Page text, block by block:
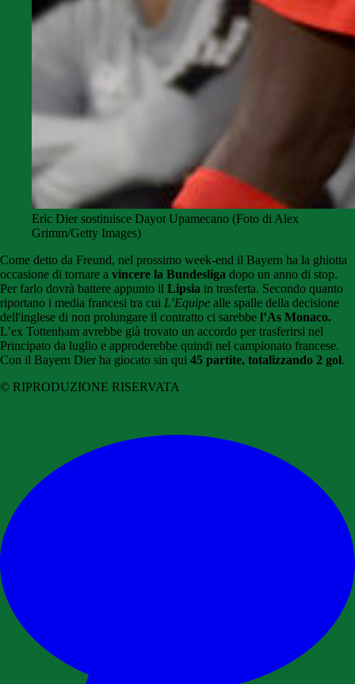
Eric Dier sostituisce Dayot Upamecano (Foto di Alex
Grimm/Getty Images)
Come detto da Freund, nel prossimo week-end il Bayern ha la ghiotta
occasione di tornare a vincere la Bundesliga dopo un anno di stop.
Per farlo dovrà battere appunto il Lipsia in trasferta. Secondo quanto
riportano i media francesi tra cui L’Equipe alle spalle della decisione
dell'inglese di non prolungare il contratto ci sarebbe l’As Monaco.
L’ex Tottenham avrebbe già trovato un accordo per trasferirsi nel
Principato da luglio e approderebbe quindi nel campionato francese.
Con il Bayern Dier ha giocato sin qui 45 partite, totalizzando 2 gol.
© RIPRODUZIONE RISERVATA